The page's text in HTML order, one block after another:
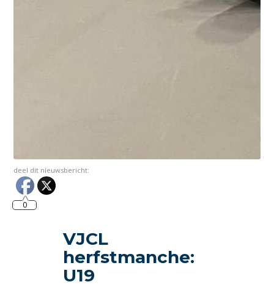
deel dit nieuwsbericht:
0
VJCL
herfstmanche:
U19